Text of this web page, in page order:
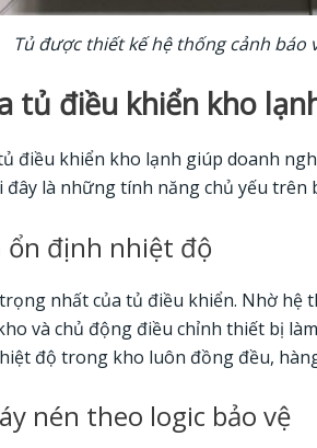
Tủ được thiết kế hệ thống cảnh báo
tủ điều khiển kho
điều khiển kho lạnh giúp doanh
là những tính năng chủ yếu
ổn định nhiệt độ
nhất của tủ điều khiển. Nhờ
và chủ động điều chỉnh thiết bị
độ trong kho luôn đồng đều,
nén theo logic bảo vệ